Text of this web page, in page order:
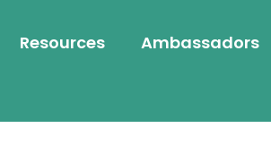
Resources Ambassadors